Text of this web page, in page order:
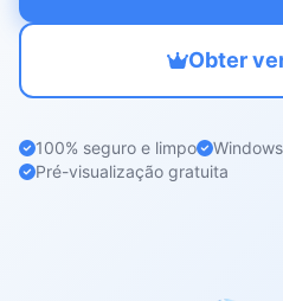
Obter
100% seguro e limpo
Pré-visualização gratuita